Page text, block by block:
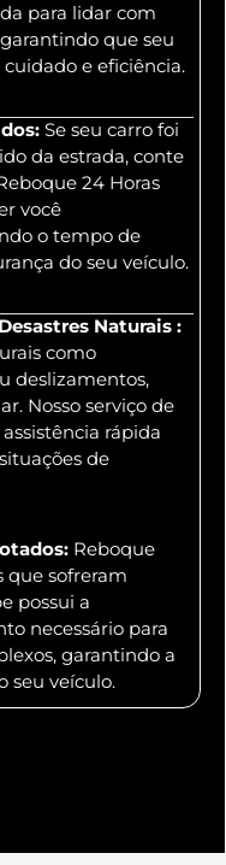
para lidar com
que seu
e eficiência.
Se seu carro foi
da estrada, conte
24 Horas
você
o tempo de
do seu veículo.
Naturais :
como
deslizamentos,
Nosso serviço de
rápida
de
Reboque
que sofreram
possui a
necessário para
garantindo a
seu veículo.